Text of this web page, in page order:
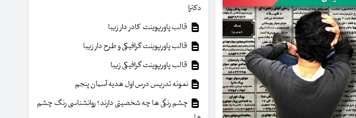
دکترا
قالب پاورپوینت کادر دار زیبا
قالب پاورپوینت گرافیکی و طرح دار زیبا
قالب پاورپوینت گرافیکی زیبا
نمونه تدریس درس اول هدیه آسمان پنجم
چشم رنگی ها چه شخصیتی دارند؟ روانشناسی رنگ چشم